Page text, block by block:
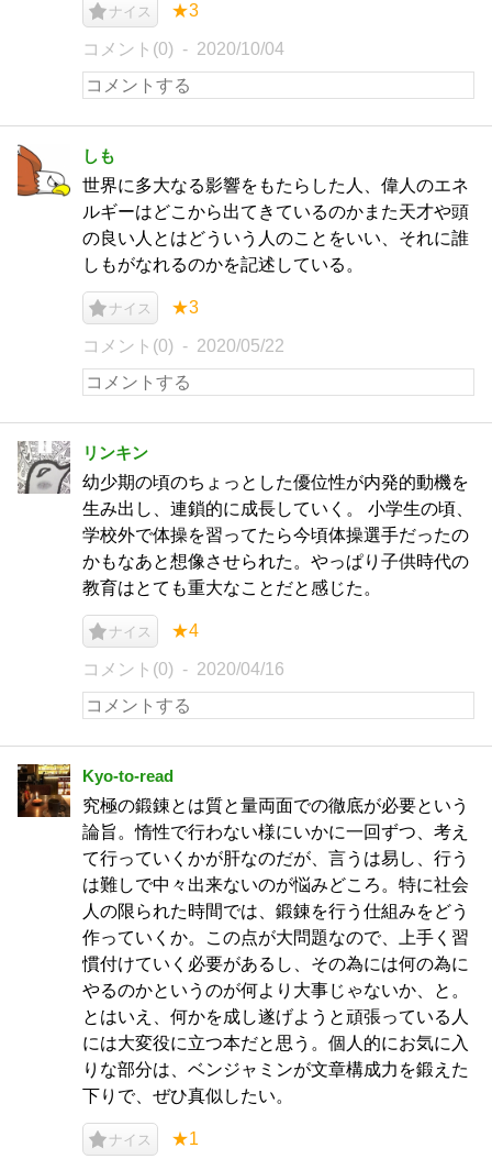
ナイス ★3
コメント(0) 2020/10/04
しも
世界に多大なる影響をもたらした人、偉人のエネ
ルギーはどこから出てきているのかまた天才や頭
の良い人とはどういう人のことをいい、それに誰
しもがなれるのかを記述している。
ナイス ★3
コメント(0) 2020/05/22
リンキン
幼少期の頃のちょっとした優位性が内発的動機を
生み出し、連鎖的に成長していく。 小学生の頃、
学校外で体操を習ってたら今頃体操選手だったの
かもなあと想像させられた。やっぱり子供時代の
教育はとても重大なことだと感じた。
ナイス ★4
コメント(0) 2020/04/16
Kyo-to-read
究極の鍛錬とは質と量両面での徹底が必要という
論旨。惰性で行わない様にいかに一回ずつ、考え
て行っていくかが肝なのだが、言うは易し、行う
は難しで中々出来ないのが悩みどころ。特に社会
人の限られた時間では、鍛錬を行う仕組みをどう
作っていくか。この点が大問題なので、上手く習
慣付けていく必要があるし、その為には何の為に
やるのかというのが何より大事じゃないか、と。
とはいえ、何かを成し遂げようと頑張っている人
には大変役に立つ本だと思う。個人的にお気に入
りな部分は、ベンジャミンが文章構成力を鍛えた
下りで、ぜひ真似したい。
ナイス ★1